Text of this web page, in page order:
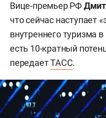
Вице-премьер РФ
что сейчас наступает
внутреннего туризма
есть 10-кратный
передаетТАСС.